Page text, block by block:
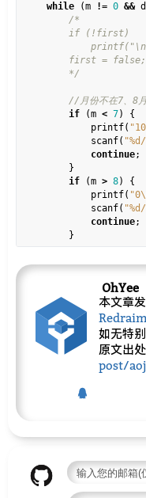
while (m != 0 && d
        */
if (m < 7) {
            printf(
"10
            scanf(
continue;
        }
if (m > 8) {
            printf(
"0
            scanf(
continue;
        }
int cnt = 0;
(i ==
if (*i ==
                cnt
++;
        }
        printf(
"%d\n"
        scanf(
"%d/%d"
OhYee
本文章
如无特
原文出
post/